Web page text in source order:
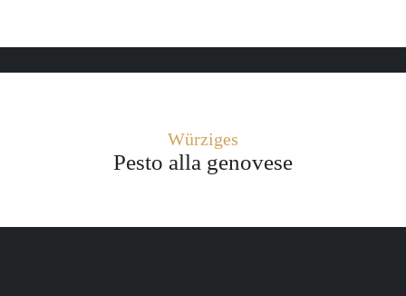
Würziges
Pesto alla genovese